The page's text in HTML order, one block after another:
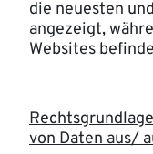
die neuesten
angezeigt,
Websites
von Daten aus/